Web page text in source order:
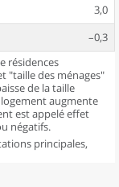
3,0
–0,3
résidences
"taille des ménages"
de la taille
augmente
est appelé effet
négatifs.
principales,